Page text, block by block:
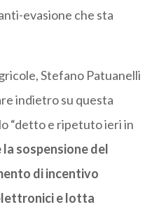
evasione che sta
Stefano Patuanelli
indietro su questa
“detto e ripetuto ieri in
la sospensione del
di incentivo
e lotta